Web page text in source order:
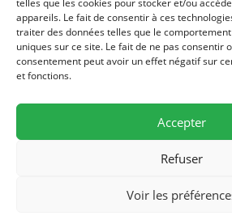
telles que les cookies pour stocker et/ou
appareils. Le fait de consentir à ces
traiter des données telles que le
uniques sur ce site. Le fait de ne pas consentir
consentement peut avoir un effet négatif sur
et fonctions.
Accepter
Refuser
Voir les
Mairie de Bussières, 19 rue de l'église, F-
81 57 77 84